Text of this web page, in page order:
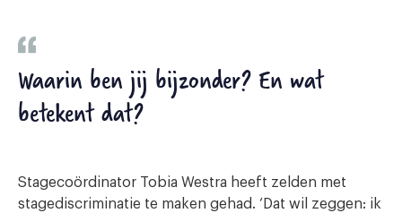
Waarin ben jij bijzonder? En wat
betekent dat?
Stagecoördinator Tobia Westra heeft zelden met
stagediscriminatie te maken gehad. ‘Dat wil zeggen: ik